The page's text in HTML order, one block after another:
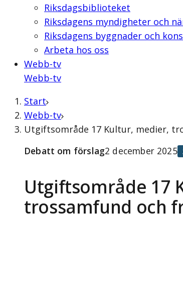
Riksdagsbiblioteket
Riksdagens myndigheter och
Riksdagens byggnader och
Arbeta hos oss
Webb-tv
Webb-tv
Start
Webb-tv
Utgiftsområde 17 Kultur, medier,
Utgiftsområde 17
trossamfund och
Debatt om förslag2 december 2025